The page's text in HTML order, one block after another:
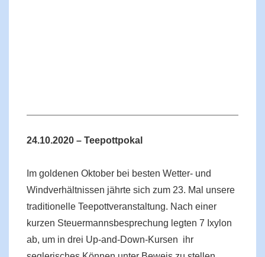
24.10.2020 – Teepottpokal
Im goldenen Oktober bei besten Wetter- und
Windverhältnissen jährte sich zum 23. Mal unsere
traditionelle Teepottveranstaltung. Nach einer
kurzen Steuermannsbesprechung legten 7 Ixylon
ab, um in drei Up-and-Down-Kursen ihr